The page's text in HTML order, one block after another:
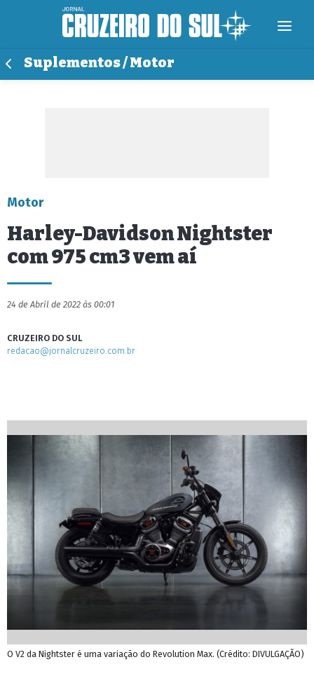
Suplementos / Motor
Motor
Harley-Davidson Nightster
com 975 cm3 vem aí
24 de Abril de 2022 às 00:01
CRUZEIRO DO SUL
redacao@jornalcruzeiro.com.br
O V2 da Nightster é uma variação do Revolution Max. (Crédito: DIVULGAÇÃO)